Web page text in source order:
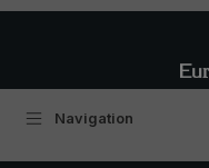
Navigation